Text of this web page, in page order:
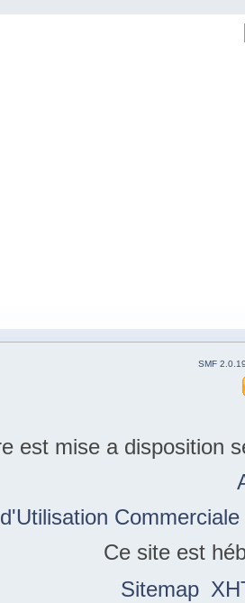
SMF
est mise a disposition
Ce site est
Sitemap